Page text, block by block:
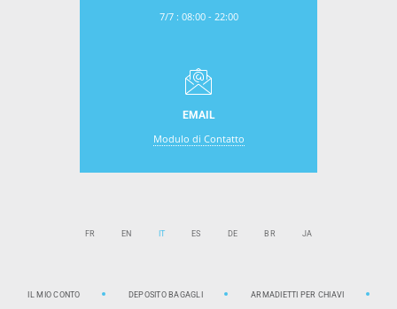
7/7 : 08:00 - 22:00
EMAIL
Modulo di Contatto
FR EN IT ES DE BR JA
IL MIO CONTO DEPOSITO BAGAGLI ARMADIETTI PER CHIAVI